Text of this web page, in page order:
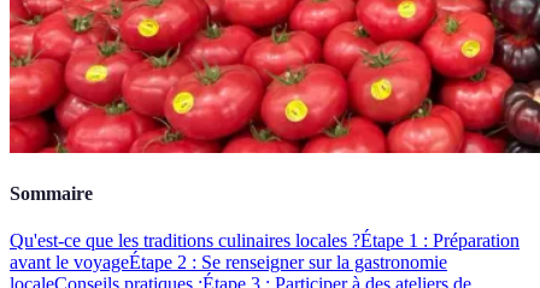
Sommaire
Qu'est-ce que les traditions culinaires locales ?Étape 1 : Préparation
avant le voyageÉtape 2 : Se renseigner sur la gastronomie